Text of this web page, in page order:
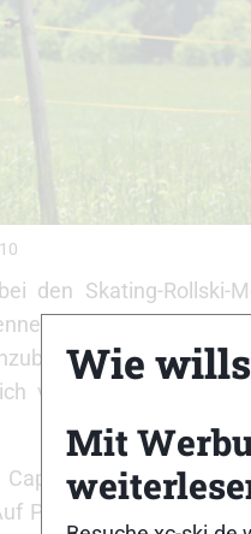
den Skating-
Rolle oder
Zumindest
von Modellen auf
ist dabei mit
Platz zwei folgt dann
Wie
Mit